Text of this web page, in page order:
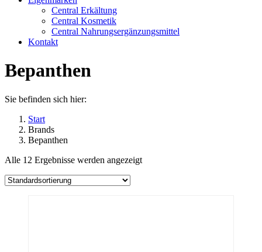
Central Erkältung
Central Kosmetik
Central Nahrungsergänzungsmittel
Kontakt
Bepanthen
Sie befinden sich hier:
Start
Brands
Bepanthen
Alle 12 Ergebnisse werden angezeigt